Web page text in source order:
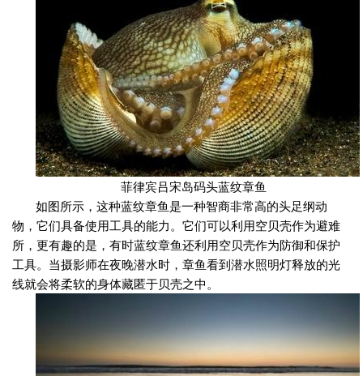
菲律宾吕宋岛码头蓝纹章鱼
如图所示，这种蓝纹章鱼是一种智商非常高的头足纲动
物，它们具备使用工具的能力。它们可以利用空贝壳作为避难
所，更有趣的是，有时蓝纹章鱼还利用空贝壳作为防御和保护
工具。当摄影师在夜晚潜水时，章鱼看到潜水照明灯释放的光
线就会将柔软的身体藏匿于贝壳之中。